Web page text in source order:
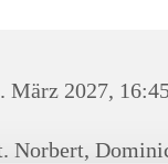
März 2027,
Norbert,